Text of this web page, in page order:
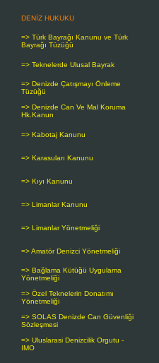
DENİZ HUKUKU
=> Türk Bayrağı Kanunu ve Türk
Bayrağı Tüzüğü
=> Teknelerde Ulusal Bayrak
=> Denizde Çatışmayı Önleme
Tüzüğü
=> Denizde Can Ve Mal Koruma
Hk.Kanun
=> Kabotaj Kanunu
=> Karasuları Kanunu
=> Kıyı Kanunu
=> Limanlar Kanunu
=> Limanlar Yönetmeliği
=> Amatör Denizci Yönetmeliği
=> Bağlama Kütüğü Uygulama
Yönetmeliği
=> Özel Teknelerin Donatımı
Yönetmeliği
=> SOLAS Denizde Can Güvenliği
Sözleşmesi
=> Uluslarasi Denizcilik Orgutu -
IMO